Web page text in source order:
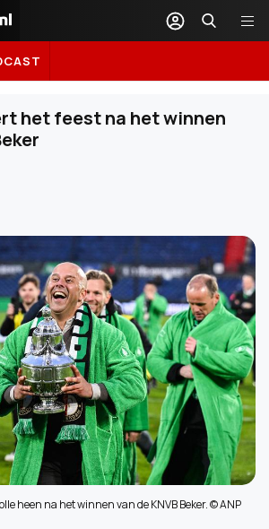
het feest na het winnen
heen na het winnen van de KNVB Beker. © ANP